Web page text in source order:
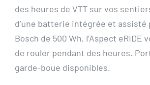
des heures de VTT sur vos
d’une batterie intégrée et assisté
Bosch de 500 Wh, l’Aspect eRIDE
de rouler pendant des heures.
garde-boue disponibles.